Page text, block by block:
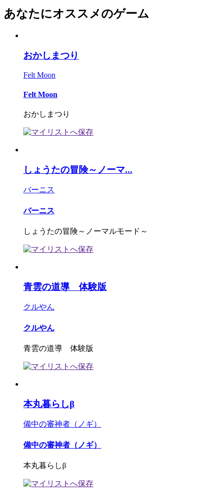
あなたにオススメのゲーム
おかしまつり
Felt Moon
Felt Moon
おかしまつり
しょうたの冒険～ノーマ...
バーニス
バーニス
しょうたの冒険～ノーマルモード～
青雲の道導 体験版
クルやん
クルやん
青雲の道導 体験版
本丸暮らしβ
備中の審神者（ノギ）
備中の審神者（ノギ）
本丸暮らしβ